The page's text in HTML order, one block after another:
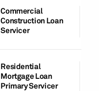
Commercial
Construction Loan
Servicer
Residential
Mortgage Loan
Primary Servicer